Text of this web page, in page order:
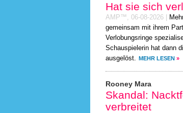
Hat sie sich
AMP™, 06-08-2026
gemeinsam mit ihrem
Verlobungsringe
Schauspielerin hat dann
ausgelöst. MEHR LESEN »
Rooney Mara
Skandal:
verbreitet